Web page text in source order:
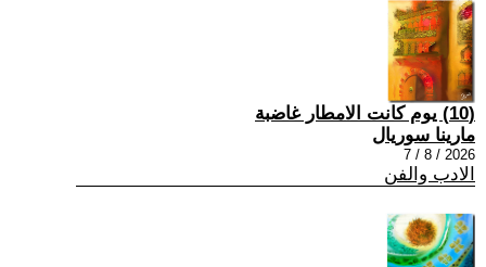
(10) يوم كانت الامطار غاضبة
مارينا سوريال
2026 / 8 / 7
الادب والفن